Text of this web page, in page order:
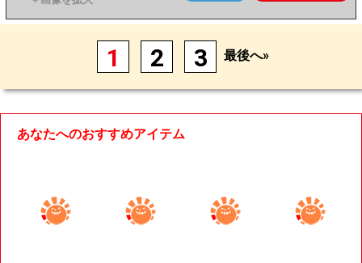
1 2 3 最後へ»
あなたへのおすすめアイテム